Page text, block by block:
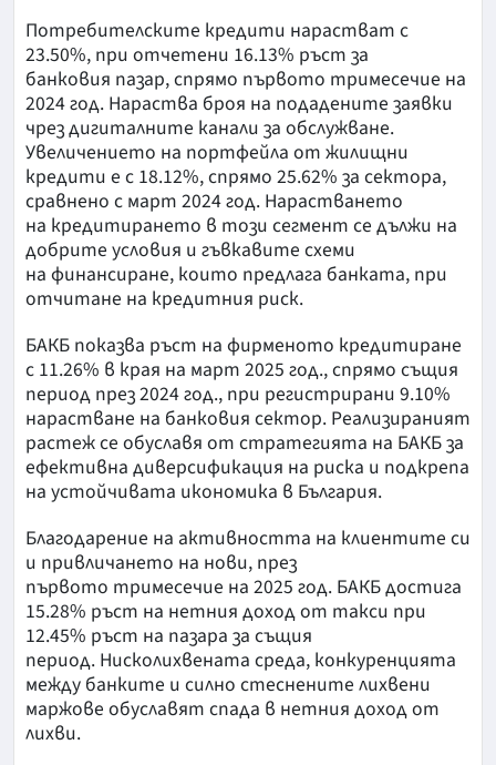
Потребителските кредити нарастват с
23.50%, при отчетени 16.13% ръст за
банковия пазар, спрямо първото тримесечие на
2024 год. Нараства броя на подадените заявки
чрез дигиталните канали за обслужване.
Увеличението на портфейла от жилищни
кредити е с 18.12%, спрямо 25.62% за сектора,
сравнено с март 2024 год. Нарастването
на кредитирането в този сегмент се дължи на
добрите условия и гъвкавите схеми
на финансиране, които предлага банката, при
отчитане на кредитния риск.
БАКБ показва ръст на фирменото кредитиране
с 11.26% в края на март 2025 год., спрямо същия
период през 2024 год., при регистрирани 9.10%
нарастване на банковия сектор. Реализираният
растеж се обуславя от стратегията на БАКБ за
ефективна диверсификация на риска и подкрепа
на устойчивата икономика в България.
Благодарение на активността на клиентите си
и привличането на нови, през
първото тримесечие на 2025 год. БАКБ достига
15.28% ръст на нетния доход от такси при
12.45% ръст на пазара за същия
период. Нисколихвената среда, конкуренцията
между банките и силно стеснените лихвени
маржове обуславят спада в нетния доход от
лихви.